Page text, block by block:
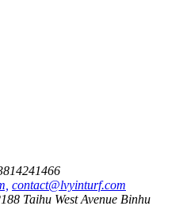
contact@lvyinturf.com
Taihu West Avenue Binhu